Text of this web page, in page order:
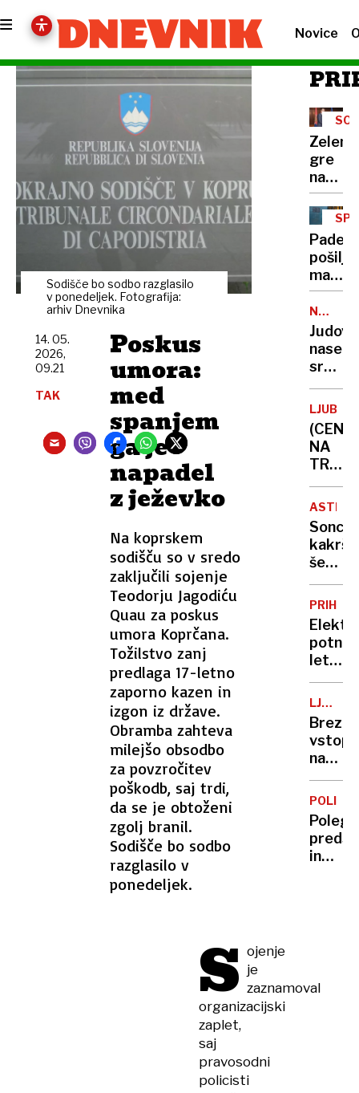
Novice
Sodišče bo sodbo razglasilo
v ponedeljek. Fotografija:
arhiv Dnevnika
Poskus
umora:
med
spanjem
ga je
napadel
z ježevko
Na koprskem
sodišču so v sredo
zaključili sojenje
Teodorju Jagodiću
Quau za poskus
umora Koprčana.
Tožilstvo zanj
predlaga 17-letno
zaporno kazen in
izgon iz države.
Obramba zahteva
milejšo obsodbo
za povzročitev
poškodb, saj trdi,
da se je obtoženi
zgolj branil.
Sodišče bo sodbo
razglasilo v
ponedeljek.
14. 05.
2026,
09.21
TAK
S ojenje
je
zaznamoval
organizacijski
zaplet,
saj
pravosodni
policisti
gre
na
obisk
k
Vučiću:
"To
je
udarec
obraz
Padec
pošiljk
malih
novi
stroški
že
in
Sheina
sredi
noči
požgali
vas
na
bregu,
več
(CENE
NA
uničuje
pa
še
nikoli
niso
bile
tako
sladke
Sonce,
še
nismo
videli:
novi
razkrili
doslej
letala
niso
več
le
po
Evropi
bi
lahko
z
njimi
na
kakšno
je
stanje
na
Poleg
in